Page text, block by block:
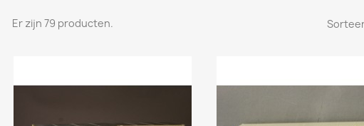
Er zijn 79 producten.